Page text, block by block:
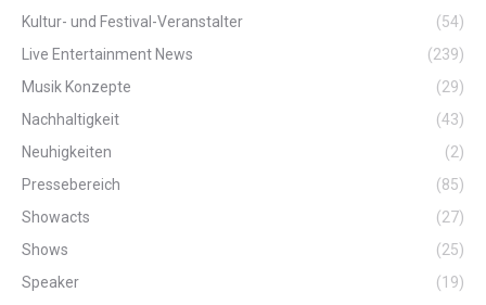
Kultur- und Festival-Veranstalter
(54)
Live Entertainment News
(239)
Musik Konzepte
(29)
Nachhaltigkeit
(43)
Neuhigkeiten
(2)
Pressebereich
(85)
Showacts
(27)
Shows
(25)
Speaker
(19)